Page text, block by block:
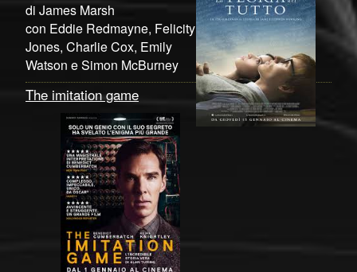
di James Marsh
con Eddie Redmayne, Felicity
Jones, Charlie Cox, Emily
Watson e Simon McBurney
The imitation game